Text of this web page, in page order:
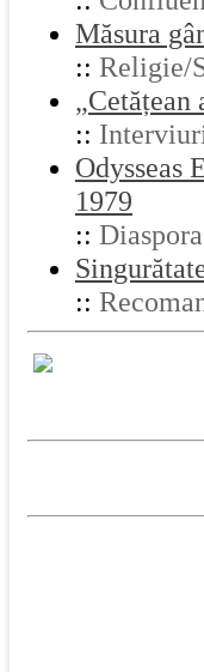
Măsura
:: Religie/
::
Odysseas
1979
:: Diaspora
::